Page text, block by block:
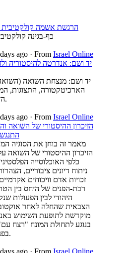
הרגשת אשמה
כף-בגינה
ago · From Israel Online
יד ושם: אנדרטה להיסטוריה
יד ושם: מנצחת השואה
הארכיטקטורה, התצוגות,
הזיכרון של ששה מיליון יהודים.
ago · From Israel Online
הזיכרון ההיסטורי של השואה
מאמר זה בוחן את הסוגיה
הזיכרון ההיסטורי של השואה
כלפי האוכלוסייה
ניתוח דיונים ציבוריים,
זכויות אדם וויכוחים
רבת-הפנים של היחס בין
היהודי לבין הפעולות
מוקדשת לתופעת השימוש
בנוגע לתחולת המונח "רצח
בפני חברה שחוותה קטסטרופה.